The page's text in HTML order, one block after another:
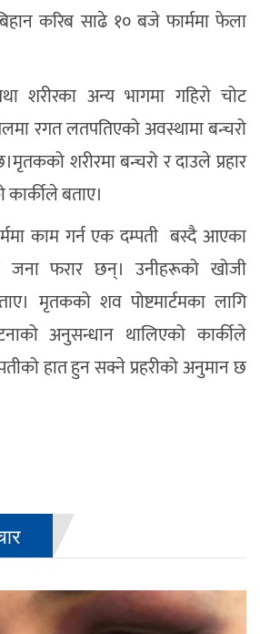
करिब साढे १० बजे फार्ममा फेला
शरीरका अन्य भागमा गहिरो चोट
रगत लतपतिएको अवस्थामा बन्चरो
शरीरमा बन्चरो र दाउले प्रहार
बताए।
काम गर्न एक दम्पती बस्दै आएका
जना फरार छन्। उनीहरूको खोजी
मृतकको शव पोष्टमार्टमका लागि
अनुसन्धान थालिएको कार्कीले
हात हुन सक्ने प्रहरीको अनुमान छ